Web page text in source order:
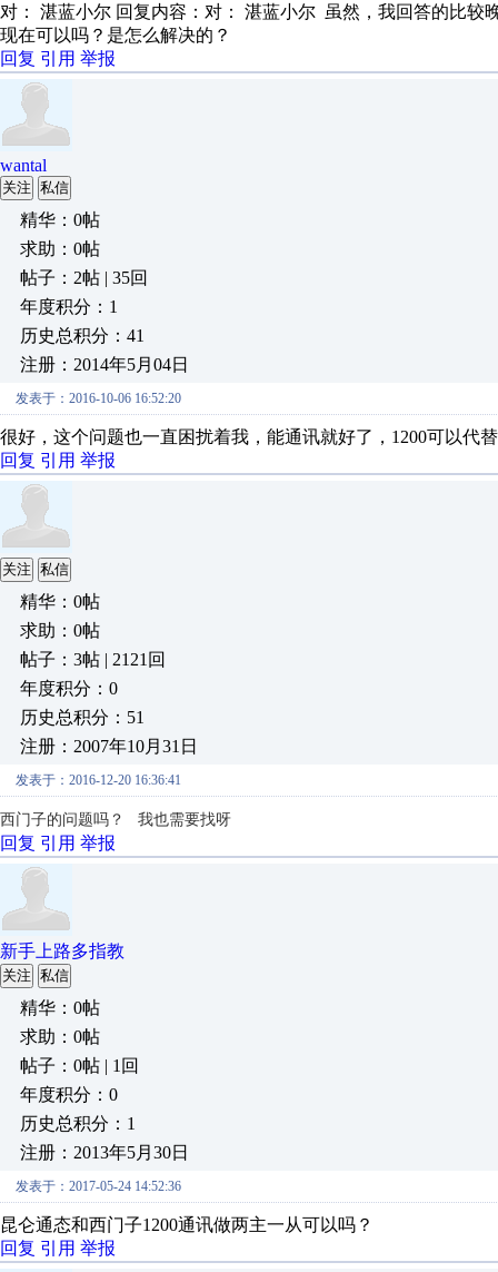
对： 湛蓝小尔 回复内容：对： 湛蓝小尔 虽然，我回答的比较
现在可以吗？是怎么解决的？
回复 引用 举报
wantal
关注 私信
精华：0帖
求助：0帖
帖子：2帖 | 35回
年度积分：1
历史总积分：41
注册：2014年5月04日
发表于：2016-10-06 16:52:20
很好，这个问题也一直困扰着我，能通讯就好了，1200可以代
回复 引用 举报
关注 私信
精华：0帖
求助：0帖
帖子：3帖 | 2121回
年度积分：0
历史总积分：51
注册：2007年10月31日
发表于：2016-12-20 16:36:41
西门子的问题吗？ 我也需要找呀
回复 引用 举报
新手上路多指教
关注 私信
精华：0帖
求助：0帖
帖子：0帖 | 1回
年度积分：0
历史总积分：1
注册：2013年5月30日
发表于：2017-05-24 14:52:36
昆仑通态和西门子1200通讯做两主一从可以吗？
回复 引用 举报